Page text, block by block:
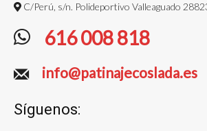
C/Perú, s/n. Polideportivo Valleaguado
616 008 818
info@patinajecoslada.es
Síguenos: